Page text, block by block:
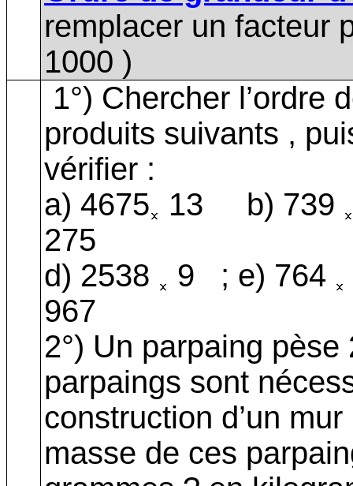
remplacer un facteur
1000 )
1°) Chercher l’ordre
produits suivants ,
vérifier :
a) 4675
13
b) 739
275
d) 2538
9
; e) 764
967
2°) Un parpaing pèse
parpaings sont
construction d’un
masse de ces